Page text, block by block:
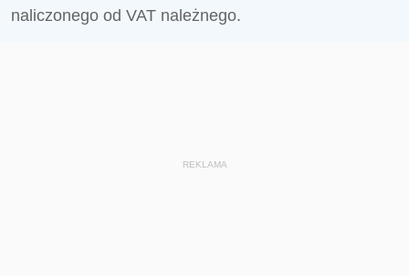
naliczonego od VAT należnego.
REKLAMA